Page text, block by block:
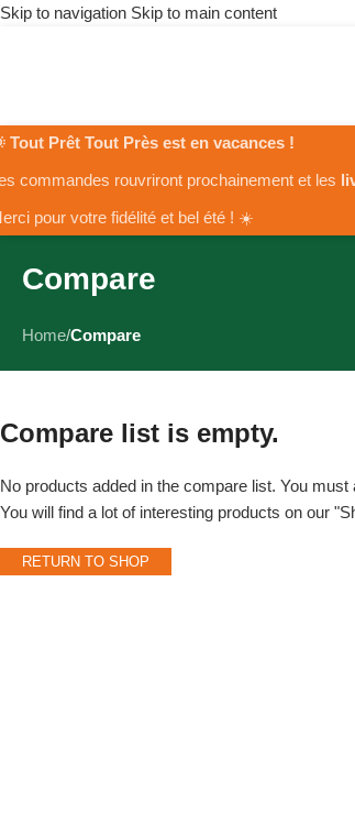
Skip to navigation Skip to main content
Tout Prêt Tout Près est en vacances !
commandes rouvriront prochainement et les
pour votre fidélité et bel été ! ☀️
Compare
Home/Compare
Compare list is empty.
No products added in the compare list. You
You will find a lot of interesting products on our
RETURN TO SHOP